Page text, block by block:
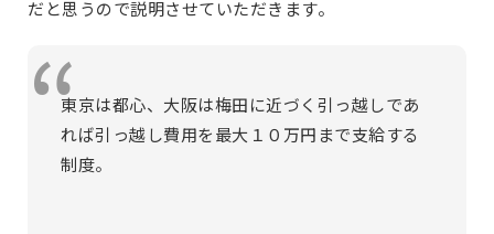
だと思うので説明させていただきます。
東京は都心、大阪は梅田に近づく引っ越しであ
れば引っ越し費用を最大１０万円まで支給する
制度。